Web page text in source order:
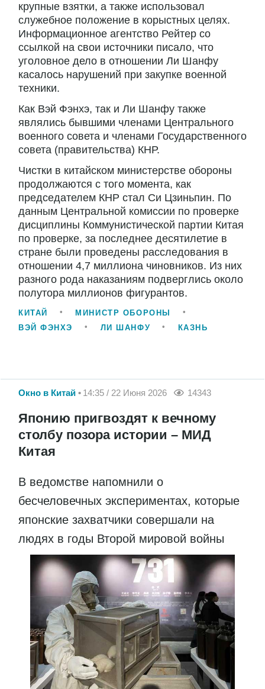
крупные взятки, а также использовал
служебное положение в корыстных целях.
Информационное агентство Рейтер со
ссылкой на свои источники писало, что
уголовное дело в отношении Ли Шанфу
касалось нарушений при закупке военной
техники.
Как Вэй Фэнхэ, так и Ли Шанфу также
являлись бывшими членами Центрального
военного совета и членами Государственного
совета (правительства) КНР.
Чистки в китайском министерстве обороны
продолжаются с того момента, как
председателем КНР стал Си Цзиньпин. По
данным Центральной комиссии по проверке
дисциплины Коммунистической партии Китая
по проверке, за последнее десятилетие в
стране были проведены расследования в
отношении 4,7 миллиона чиновников. Из них
разного рода наказаниям подверглись около
полутора миллионов фигурантов.
КИТАЙ
МИНИСТР ОБОРОНЫ
ВЭЙ ФЭНХЭ
ЛИ ШАНФУ КАЗНЬ
Окно в Китай 14:35 / 22 Июня 2026 14343
Японию пригвоздят к вечному
столбу позора истории – МИД
Китая
В ведомстве напомнили о
бесчеловечных экспериментах, которые
японские захватчики совершали на
людях в годы Второй мировой войны